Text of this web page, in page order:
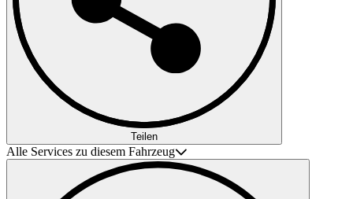
Teilen
Alle Services zu diesem Fahrzeug